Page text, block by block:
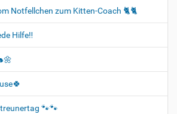
Notfellchen zum Kitten-Coach 🐈🐈‍
Hilfe‼️
🐾🐾